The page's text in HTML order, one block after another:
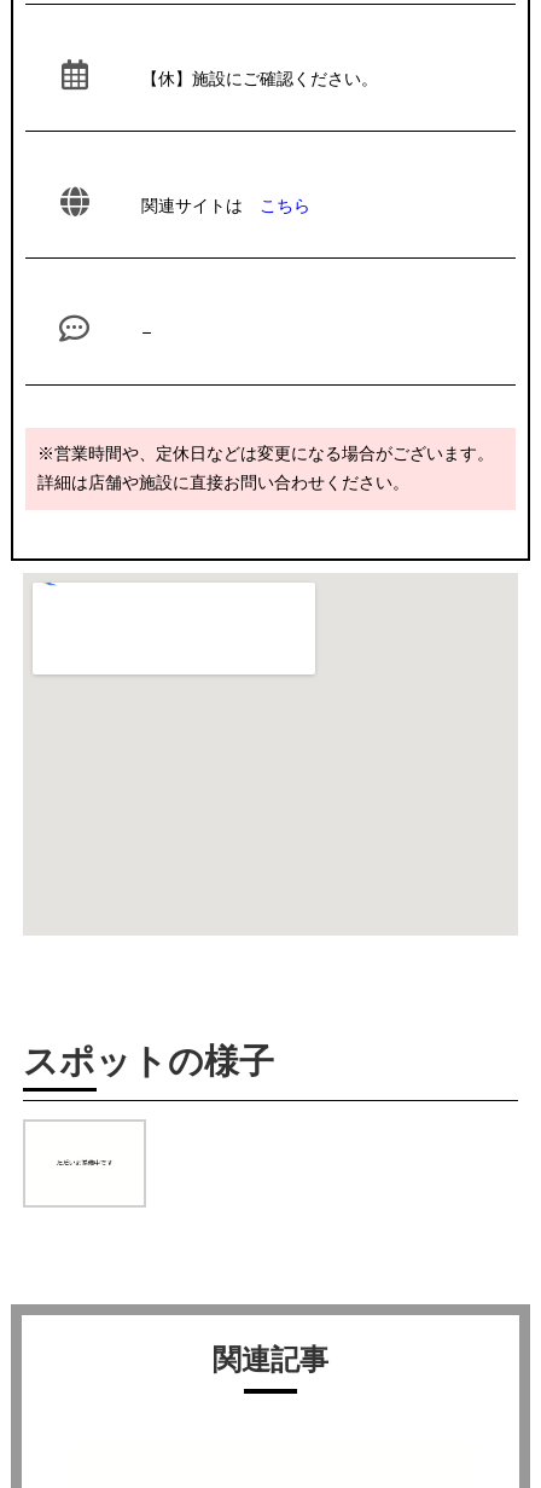
【休】施設にご確認ください。
関連サイトは こちら
–
※営業時間や、定休日などは変更になる場合がございます。
詳細は店舗や施設に直接お問い合わせください。
スポットの様子
関連記事